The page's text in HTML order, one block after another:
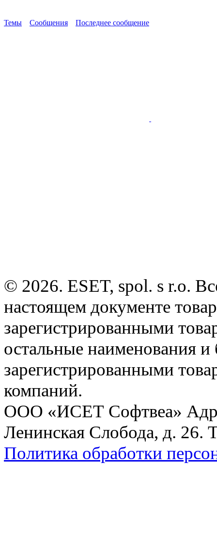
Темы Сообщения Последнее сообщение
© 2026. ESET, spol. s r.o.
настоящем документе
зарегистрированными
остальные наименования
зарегистрированными
компаний.
ООО «ИСЕТ Софтвеа»
Ленинская Слобода, д. 26.
Политика обработки